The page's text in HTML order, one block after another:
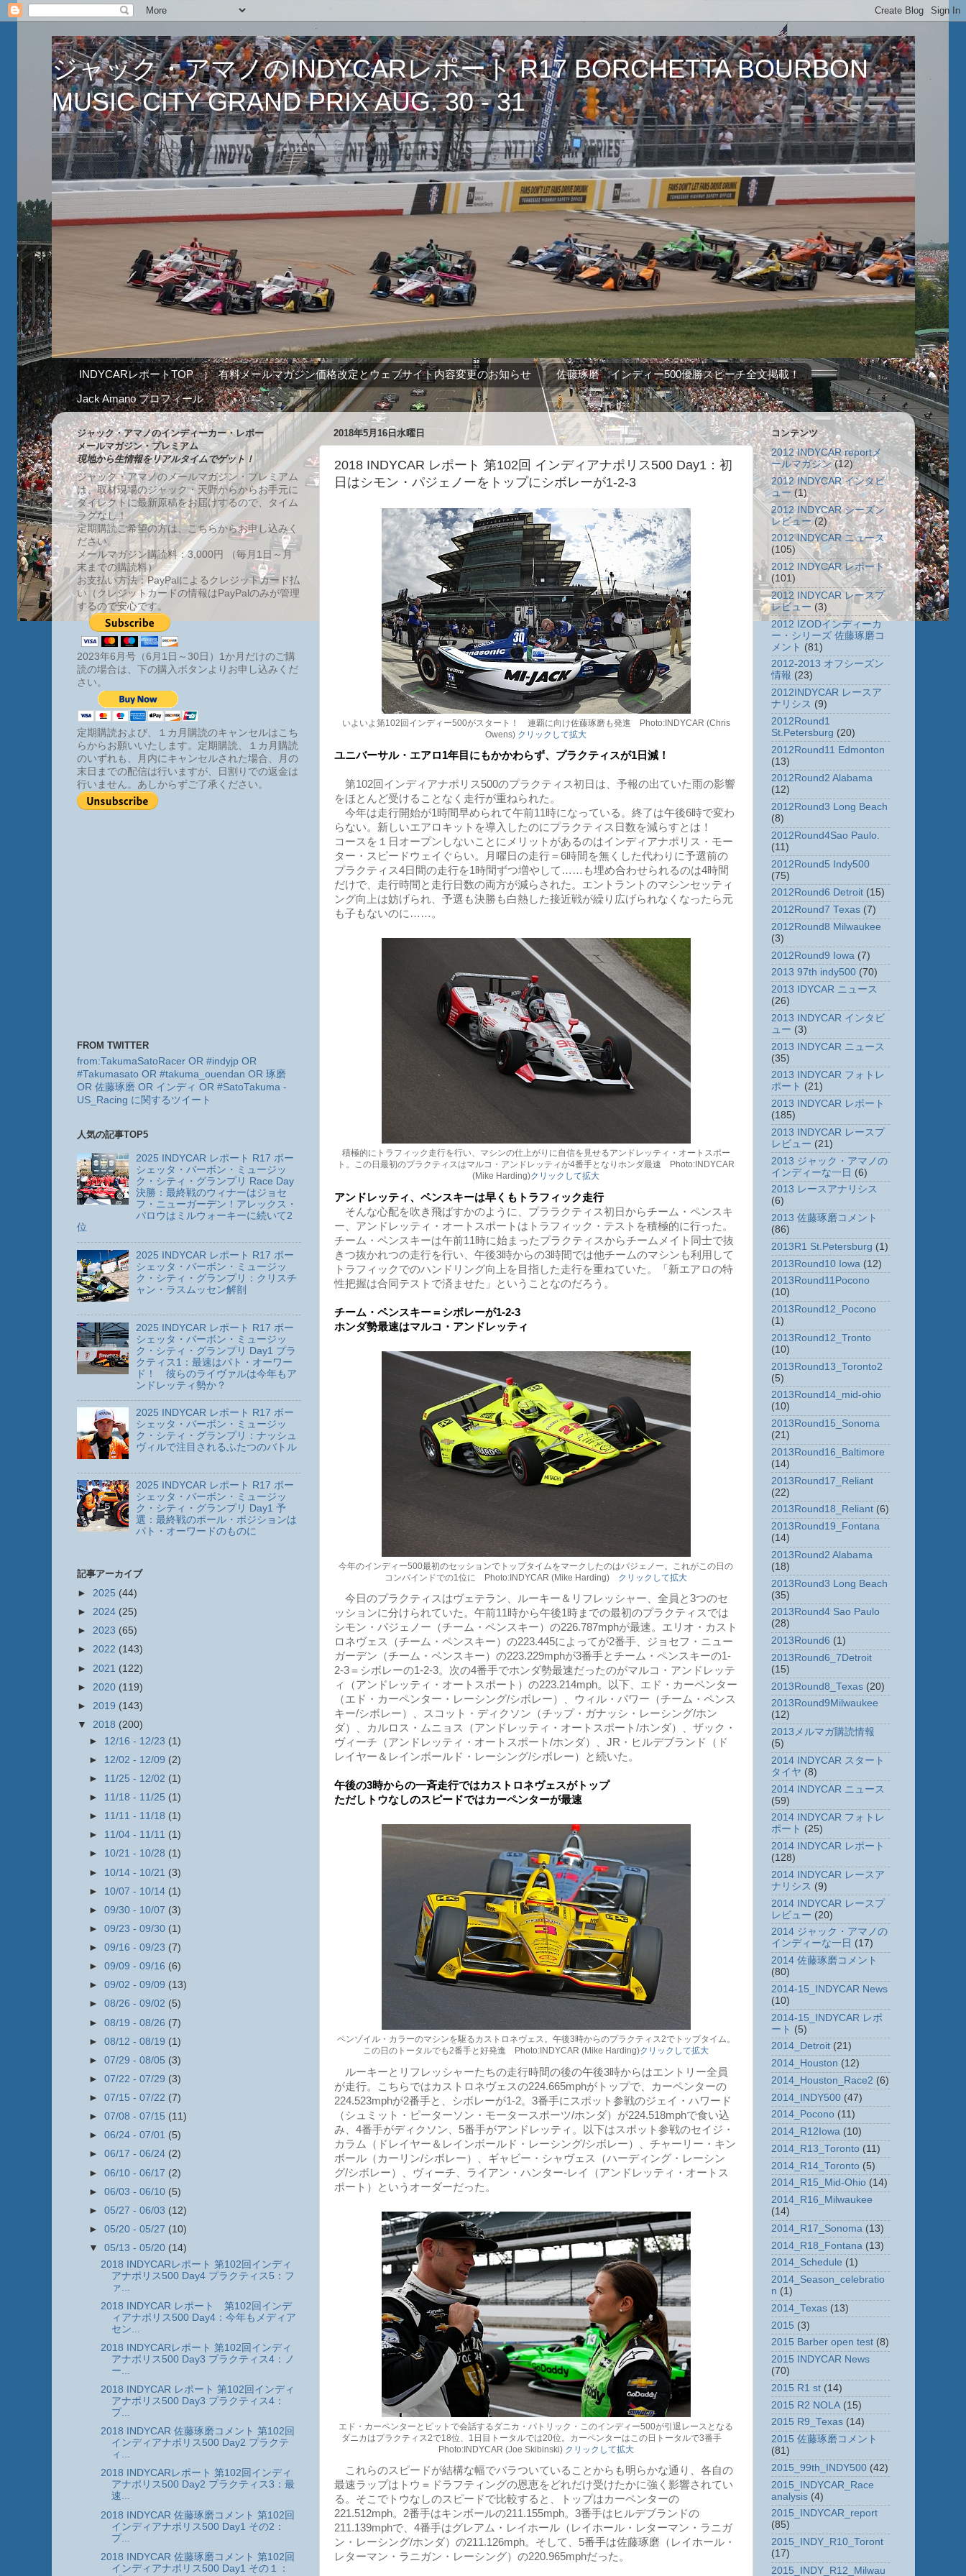
ジャック・アマノのINDYCARレポート R17 BORCHETTA BOURBON
MUSIC CITY GRAND PRIX AUG. 30 - 31
INDYCARレポートTOP 有料メールマガジン価格改定とウェブサイト内容変更のお知らせ
佐藤琢磨 インディー500優勝スピーチ全文掲載！
Jack Amano プロフィール
2018年5月16日水曜日
2018 INDYCAR レポート 第102回 インディアナポリス500 Day1：初
日はシモン・パジェノーをトップにシボレーが1-2-3
いよいよ第102回インディー500がスタート！ 連覇に向け佐藤琢磨も発進 Photo:INDYCAR (Chris
Owens) クリックして拡大
ユニバーサル・エアロ1年目にもかかわらず、プラクティスが1日減！
第102回インディアナポリス500のプラクティス初日は、予報の出ていた雨の影響
をほとんど受けることなく走行が重ねられた。
今年は走行開始が1時間早められて午前11時になっている。終了は午後6時で変わ
らない。新しいエアロキットを導入したのにプラクティス日数を減らすとは！
コースを１日オープンしないことにメリットがあるのはインディアナポリス・モー
ター・スピードウェイぐらい。月曜日の走行＝6時間を無くした代わりに予選前の
プラクティス4日間の走行を1時間ずつ増やして……も埋め合わせられるのは4時間
だけで、走行時間と走行日数の両方が減らされた。エントラントのマシンセッティ
ング向上は妨げられ、予選も決勝も白熱した接近戦が繰り広げられなくなったら元
も子もないのに……。
積極的にトラフィック走行を行い、マシンの仕上がりに自信を見せるアンドレッティ・オートスポー
ト。この日最初のプラクティスはマルコ・アンドレッティが4番手となりホンダ最速 Photo:INDYCAR
(Mike Harding)クリックして拡大
アンドレッティ、ペンスキーは早くもトラフィック走行
そんな心配を吹き飛ばすかのように、プララクティス初日からチーム・ペンスキ
ー、アンドレッティ・オートスポートはトラフィック・テストを積極的に行った。
チーム・ペンスキーは午前11時に始まったプラクティスからチームメイト同士で抜
きつ抜かれつの走行を行い、午後3時からの3時間では他チームのマシンも利用して
トラフィックでのハンドリング向上を目指した走行を重ねていた。「新エアロの特
性把握は合同テストで済ませた」ということなのだろう。
チーム・ペンスキー＝シボレーが1-2-3
ホンダ勢最速はマルコ・アンドレッティ
今年のインディー500最初のセッションでトップタイムをマークしたのはパジェノー。これがこの日の
コンバインドでの1位に Photo:INDYCAR (Mike Harding) クリックして拡大
今日のプラクティスはヴェテラン、ルーキー＆リフレッシャー、全員と3つのセ
ッションに分けられていた。午前11時から午後1時までの最初のプラクティスでは
シモン・パジェノー（チーム・ペンスキー）の226.787mphが最速。エリオ・カスト
ロネヴェス（チーム・ペンスキー）の223.445によってが2番手、ジョセフ・ニュー
ガーデン（チーム・ペンスキー）の223.229mphが3番手とチーム・ペンスキーの1-
2-3＝シボレーの1-2-3。次の4番手でホンダ勢最速だったのがマルコ・アンドレッテ
ィ（アンドレッティ・オートスポート）の223.214mph。以下、エド・カーペンター
（エド・カーペンター・レーシング/シボレー）、ウィル・パワー（チーム・ペンス
キー/シボレー）、スコット・ディクソン（チップ・ガナッシ・レーシング/ホン
ダ）、カルロス・ムニョス（アンドレッティ・オートスポート/ホンダ）、ザック・
ヴィーチ（アンドレッティ・オートスポート/ホンダ）、JR・ヒルデブランド（ド
レイヤー＆レインボールド・レーシング/シボレー）と続いた。
午後の3時からの一斉走行ではカストロネヴェスがトップ
ただしトウなしのスピードではカーペンターが最速
ペンゾイル・カラーのマシンを駆るカストロネヴェス。午後3時からのプラクティス2でトップタイム。
この日のトータルでも2番手と好発進 Photo:INDYCAR (Mike Harding)クリックして拡大
ルーキーとリフレッシャーたちの走行時間の後の午後3時からはエントリー全員
が走行。こちらではカストロネヴェスの224.665mphがトップで、カーペンターの
224.523mphが2番手と、シボレーが1-2。3番手にスポット参戦のジェイ・ハワード
（シュミット・ピーターソン・モータースポーツ/ホンダ）が224.518mphで食い込
み、4番手がディクソン、5番手がアンドレッティ。以下はスポット参戦のセイジ・
カラム（ドレイヤー＆レインボールド・レーシング/シボレー）、チャーリー・キン
ボール（カーリン/シボレー）、ギャビー・シャヴェス（ハーディング・レーシン
グ/シボレー）、ヴィーチ、ライアン・ハンター-レイ（アンドレッティ・オートス
ポート）というオーダーだった。
エド・カーペンターとピットで会話するダニカ・パトリック・このインディー500が引退レースとなる
ダニカはプラクティス2で18位、1日目トータルでは20位。カーペンターはこの日トータルで3番手
Photo:INDYCAR (Joe Skibinski) クリックして拡大
これらのスピードが結構な幅でバラついていることからも明らかな通り、各自の
最速ラップはトウ＝ドラフティングの恩恵をどれだけ受けたかに強く影響されてい
る。そこでトウなしのスピードで比較すると、トップはカーペンターの
221.512mph。2番手はキンボールの211.155mph。3番手はヒルデブランドの
211.139mphで、4番手はグレアム・レイホール（レイホール・レターマン・ラニガ
ン・レーシング/ホンダ）の211.126mph。そして、5番手は佐藤琢磨（レイホール・
レターマン・ラニガン・レーシング）の220.965mphだった。
ジャック・アマノのインディーカー・レポー
メールマガジン・プレミアム
現地から生情報をリアルタイムでゲット！
ジャック・アマノのメールマガジン・プレミアム
は、取材現場のジャック・天野からからお手元に
ダイレクトに最新原稿をお届けするので、タイム
ラグなし！
定期購読ご希望の方は、こちらからお申し込みく
ださい。
メールマガジン購読料：3,000円 （毎月1日～月
末までの購読料）
お支払い方法：PayPalによるクレジットカード払
い（クレジットカードの情報はPayPalのみが管理
するので安心です。
2023年6月号（6月1日～30日）1か月だけのご購
読の場合は、下の購入ボタンよりお申し込みくだ
さい。
定期購読および、１カ月購読のキャンセルはこち
らからお願いいたします。定期購読、１カ月購読
のいずれも、月内にキャンセルされた場合、月の
末日までの配信は行いますが、日割りでの返金は
行いません。あしからずご了承ください。
FROM TWITTER
from:TakumaSatoRacer OR #indyjp OR
#Takumasato OR #takuma_ouendan OR 琢磨
OR 佐藤琢磨 OR インディ OR #SatoTakuma -
US_Racing に関するツイート
人気の記事TOP5
2025 INDYCAR レポート R17 ボー
シェッタ・バーボン・ミュージッ
ク・シティ・グランプリ Race Day
決勝：最終戦のウィナーはジョセ
フ・ニューガーデン！アレックス・
パロウはミルウォーキーに続いて2
位
2025 INDYCAR レポート R17 ボー
シェッタ・バーボン・ミュージッ
ク・シティ・グランプリ：クリスチ
ャン・ラスムッセン解剖
2025 INDYCAR レポート R17 ボー
シェッタ・バーボン・ミュージッ
ク・シティ・グランプリ Day1 プラ
クティス1：最速はパト・オーワー
ド！ 彼らのライヴァルは今年もア
ンドレッティ勢か？
2025 INDYCAR レポート R17 ボー
シェッタ・バーボン・ミュージッ
ク・シティ・グランプリ：ナッシュ
ヴィルで注目されるふたつのバトル
2025 INDYCAR レポート R17 ボー
シェッタ・バーボン・ミュージッ
ク・シティ・グランプリ Day1 予
選：最終戦のポール・ポジションは
パト・オーワードのものに
記事アーカイブ
► 2025 (44)
► 2024 (25)
► 2023 (65)
► 2022 (143)
► 2021 (122)
► 2020 (119)
► 2019 (143)
▼ 2018 (200)
► 12/16 - 12/23 (1)
► 12/02 - 12/09 (2)
► 11/25 - 12/02 (1)
► 11/18 - 11/25 (1)
► 11/11 - 11/18 (1)
► 11/04 - 11/11 (1)
► 10/21 - 10/28 (1)
► 10/14 - 10/21 (3)
► 10/07 - 10/14 (1)
► 09/30 - 10/07 (3)
► 09/23 - 09/30 (1)
► 09/16 - 09/23 (7)
► 09/09 - 09/16 (6)
► 09/02 - 09/09 (13)
► 08/26 - 09/02 (5)
► 08/19 - 08/26 (7)
► 08/12 - 08/19 (1)
► 07/29 - 08/05 (3)
► 07/22 - 07/29 (3)
► 07/15 - 07/22 (7)
► 07/08 - 07/15 (11)
► 06/24 - 07/01 (5)
► 06/17 - 06/24 (2)
► 06/10 - 06/17 (2)
► 06/03 - 06/10 (5)
► 05/27 - 06/03 (12)
► 05/20 - 05/27 (10)
▼ 05/13 - 05/20 (14)
2018 INDYCARレポート 第102回インディ
アナポリス500 Day4 プラクティス5：フ
ァ...
2018 INDYCAR レポート 第102回インデ
ィアナポリス500 Day4：今年もメディア
セン...
2018 INDYCARレポート 第102回インディ
アナポリス500 Day3 プラクティス4：ノ
ー...
2018 INDYCAR レポート 第102回インディ
アナポリス500 Day3 プラクティス4：
プ...
2018 INDYCAR 佐藤琢磨コメント 第102回
インディアナポリス500 Day2 プラクテ
ィ...
2018 INDYCARレポート 第102回インディ
アナポリス500 Day2 プラクティス3：最
速...
2018 INDYCAR 佐藤琢磨コメント 第102回
インディアナポリス500 Day1 その2：
プ...
2018 INDYCAR 佐藤琢磨コメント 第102回
インディアナポリス500 Day1 その１：
コンテンツ
2012 INDYCAR reportメ
ールマガジン (12)
2012 INDYCAR インタビ
ュー (1)
2012 INDYCAR シーズン
レビュー (2)
2012 INDYCAR ニュース
(105)
2012 INDYCAR レポート
(101)
2012 INDYCAR レースプ
レビュー (3)
2012 IZODインディーカ
ー・シリーズ 佐藤琢磨コ
メント (81)
2012-2013 オフシーズン
情報 (23)
2012INDYCAR レースア
ナリシス (9)
2012Round1
St.Petersburg (20)
2012Round11 Edmonton
(13)
2012Round2 Alabama
(12)
2012Round3 Long Beach
(8)
2012Round4Sao Paulo.
(11)
2012Round5 Indy500
(75)
2012Round6 Detroit (15)
2012Round7 Texas (7)
2012Round8 Milwaukee
(3)
2012Round9 Iowa (7)
2013 97th indy500 (70)
2013 IDYCAR ニュース
(26)
2013 INDYCAR インタビ
ュー (3)
2013 INDYCAR ニュース
(35)
2013 INDYCAR フォトレ
ポート (21)
2013 INDYCAR レポート
(185)
2013 INDYCAR レースプ
レビュー (21)
2013 ジャック・アマノの
インディーな一日 (6)
2013 レースアナリシス
(6)
2013 佐藤琢磨コメント
(86)
2013R1 St.Petersburg (1)
2013Round10 Iowa (12)
2013Round11Pocono
(10)
2013Round12_Pocono
(1)
2013Round12_Tronto
(10)
2013Round13_Toronto2
(5)
2013Round14_mid-ohio
(10)
2013Round15_Sonoma
(21)
2013Round16_Baltimore
(14)
2013Round17_Reliant
(22)
2013Round18_Reliant (6)
2013Round19_Fontana
(14)
2013Round2 Alabama
(18)
2013Round3 Long Beach
(35)
2013Round4 Sao Paulo
(28)
2013Round6 (1)
2013Round6_7Detroit
(15)
2013Round8_Texas (20)
2013Round9Milwaukee
(12)
2013メルマガ購読情報
(5)
2014 INDYCAR スタート
タイヤ (8)
2014 INDYCAR ニュース
(59)
2014 INDYCAR フォトレ
ポート (25)
2014 INDYCAR レポート
(128)
2014 INDYCAR レースア
ナリシス (9)
2014 INDYCAR レースプ
レビュー (20)
2014 ジャック・アマノの
インディーな一日 (17)
2014 佐藤琢磨コメント
(80)
2014-15_INDYCAR News
(10)
2014-15_INDYCAR レポ
ート (5)
2014_Detroit (21)
2014_Houston (12)
2014_Houston_Race2 (6)
2014_INDY500 (47)
2014_Pocono (11)
2014_R12Iowa (10)
2014_R13_Toronto (11)
2014_R14_Toronto (5)
2014_R15_Mid-Ohio (14)
2014_R16_Milwaukee
(14)
2014_R17_Sonoma (13)
2014_R18_Fontana (13)
2014_Schedule (1)
2014_Season_celebratio
n (1)
2014_Texas (13)
2015 (3)
2015 Barber open test (8)
2015 INDYCAR News
(70)
2015 R1 st (14)
2015 R2 NOLA (15)
2015 R9_Texas (14)
2015 佐藤琢磨コメント
(81)
2015_99th_INDY500 (42)
2015_INDYCAR_Race
analysis (4)
2015_INDYCAR_report
(85)
2015_INDY_R10_Toront
(17)
2015_INDY_R12_Milwau